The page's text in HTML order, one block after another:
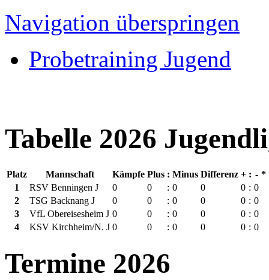
Navigation überspringen
Probetraining Jugend
Tabelle 2026
Platz Mannschaft Kämpfe Plus : Minus Differenz + : - *
1
RSV Benningen J 0 0 : 0 0 0 : 0
2
TSG Backnang J 0 0 : 0 0 0 : 0
3
VfL Obereisesheim J 0 0 : 0 0 0 : 0
4
KSV Kirchheim/N. J 0 0 : 0 0 0 : 0
Termine 2026